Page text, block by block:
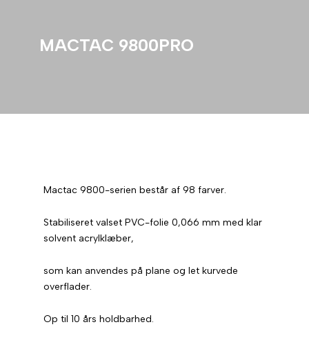
MACTAC 9800PRO
Mactac 9800-serien består af 98 farver.
Stabiliseret valset PVC-folie 0,066 mm med klar
solvent acrylklæber,
som kan anvendes på plane og let kurvede
overflader.
Op til 10 års holdbarhed.